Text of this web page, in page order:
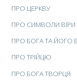
ПРО ЦЕРКВУ
ПРО СИМВОЛИ ВІРИ
ПРО БОГА ТА ЙОГО
ПРО ТРІЙЦЮ
ПРО БОГА ТВОРЦЯ